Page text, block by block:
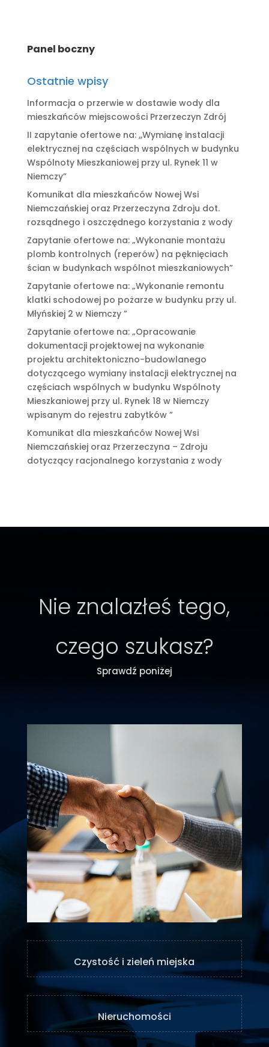
Panel boczny
Ostatnie wpisy
Informacja o przerwie w dostawie wody dla
mieszkańców miejscowości Przerzeczyn Zdrój
II zapytanie ofertowe na: ,,Wymianę instalacji
elektrycznej na częściach wspólnych w budynku
Wspólnoty Mieszkaniowej przy ul. Rynek 11 w
Niemczy”
Komunikat dla mieszkańców Nowej Wsi
Niemczańskiej oraz Przerzeczyna Zdroju dot.
rozsądnego i oszczędnego korzystania z wody
Zapytanie ofertowe na: „Wykonanie montażu
plomb kontrolnych (reperów) na pęknięciach
ścian w budynkach wspólnot mieszkaniowych”
Zapytanie ofertowe na: „Wykonanie remontu
klatki schodowej po pożarze w budynku przy ul.
Młyńskiej 2 w Niemczy ”
Zapytanie ofertowe na: „Opracowanie
dokumentacji projektowej na wykonanie
projektu architektoniczno-budowlanego
dotyczącego wymiany instalacji elektrycznej na
częściach wspólnych w budynku Wspólnoty
Mieszkaniowej przy ul. Rynek 18 w Niemczy
wpisanym do rejestru zabytków ”
Komunikat dla mieszkańców Nowej Wsi
Niemczańskiej oraz Przerzeczyna – Zdroju
dotyczący racjonalnego korzystania z wody
Nie znalazłeś tego,
czego szukasz?
Sprawdź poniżej
Czystość i zieleń miejska
Nieruchomości